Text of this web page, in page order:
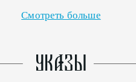
Смотреть больше
УКАЗЫ